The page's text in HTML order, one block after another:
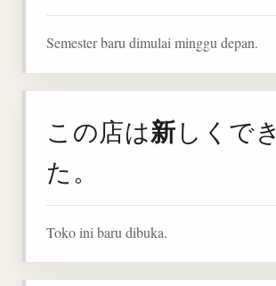
Semester baru dimulai minggu depan.
この店は新しくでき
た。
Toko ini baru dibuka.